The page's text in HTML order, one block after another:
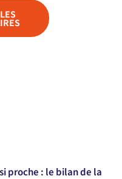
proche : le bilan de la